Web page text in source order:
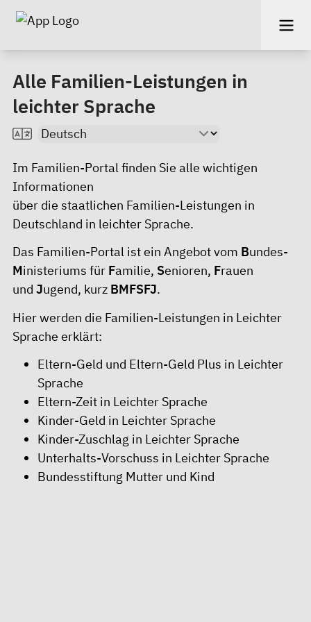
Alle Familien-Leistungen in
leichter Sprache
Im Familien-Portal finden Sie alle wichtigen
Informationen
über die staatlichen Familien-Leistungen in
Deutschland in leichter Sprache.
Das Familien-Portal ist ein Angebot vom Bundes-
Ministeriums für Familie, Senioren, Frauen
und Jugend, kurz BMFSFJ.
Hier werden die Familien-Leistungen in Leichter
Sprache erklärt:
Eltern-Geld und Eltern-Geld Plus in Leichter
Sprache
Eltern-Zeit in Leichter Sprache
Kinder-Geld in Leichter Sprache
Kinder-Zuschlag in Leichter Sprache
Unterhalts-Vorschuss in Leichter Sprache
Bundesstiftung Mutter und Kind